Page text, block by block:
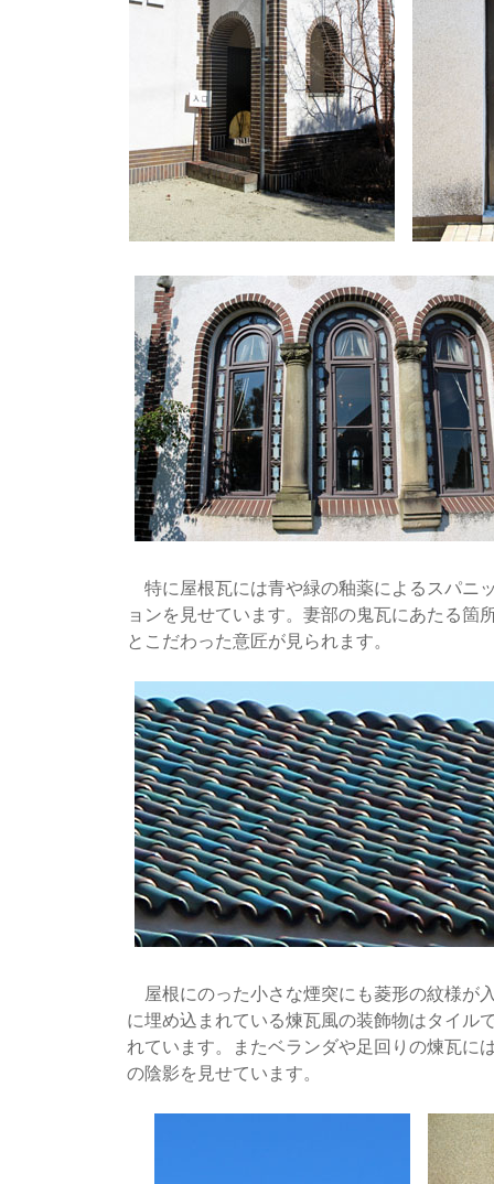
特に屋根瓦には青や緑の釉薬によるスパニ
ョンを見せています。妻部の鬼瓦にあたる箇
とこだわった意匠が見られます。
屋根にのった小さな煙突にも菱形の紋様が
に埋め込まれている煉瓦風の装飾物はタイル
れています。またベランダや足回りの煉瓦に
の陰影を見せています。